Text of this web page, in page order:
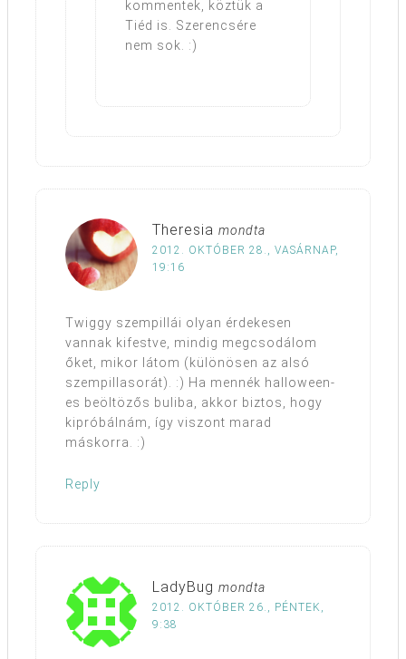
kommentek, köztük a
Tiéd is. Szerencsére
nem sok. :)
Theresia mondta
2012. OKTÓBER 28., VASÁRNAP,
19:16
Twiggy szempillái olyan érdekesen
vannak kifestve, mindig megcsodálom
őket, mikor látom (különösen az alsó
szempillasorát). :) Ha mennék halloween-
es beöltözős buliba, akkor biztos, hogy
kipróbálnám, így viszont marad
máskorra. :)
Reply
LadyBug mondta
2012. OKTÓBER 26., PÉNTEK,
9:38